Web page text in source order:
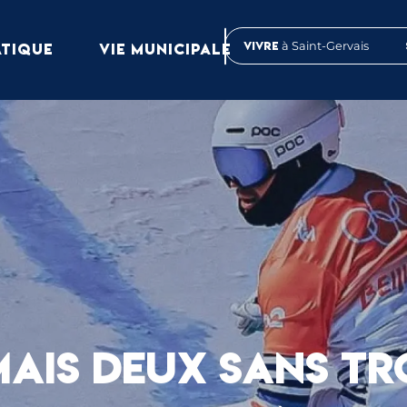
Vivre à Saint-Gervais
VIE MUNICIPALE
DEUX SANS